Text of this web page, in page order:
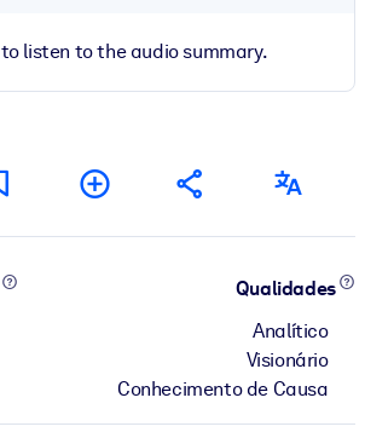
to listen to the audio summary.
Qualidades
Analítico
Visionário
Conhecimento de Causa